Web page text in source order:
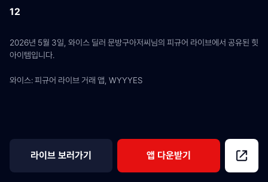
12
2026년 5월 3일, 와이스 딜러 문방구아저씨님의 피규어 라이브에서 공유된 힛
아이템입니다.
와이스: 피규어 라이브 거래 앱, WYYYES
라이브 보러가기 앱 다운받기